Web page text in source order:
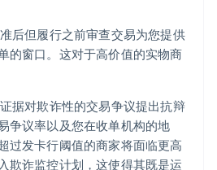
后但履行之前审查交易为您提供
的窗口。这对于高价值的实物商
据对欺诈性的交易争议提出抗辩
争议率以及您在收单机构的地
过发卡行阈值的商家将面临更高
欺诈监控计划，这使得其既是运